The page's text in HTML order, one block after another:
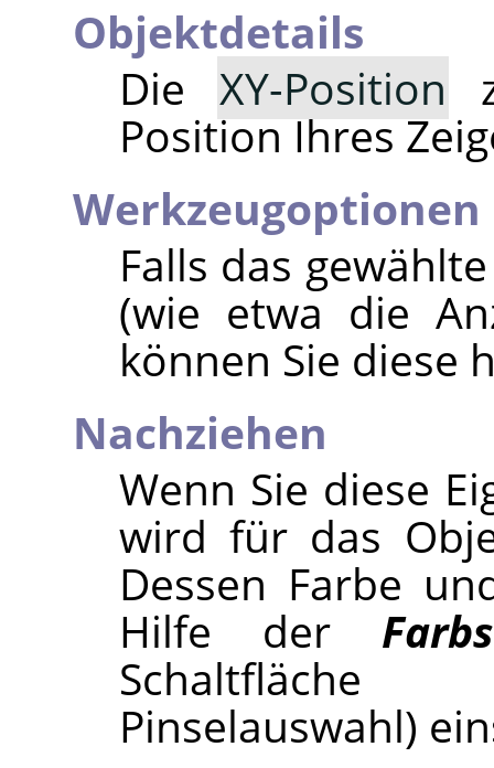
Objektdetails
Die XY-Position
Position Ihres
Werkzeugoptionen
Falls das
(wie etwa die
können Sie diese
Nachziehen
Wenn Sie diese
wird für das
Dessen Farbe
Hilfe der
Pinselauswahl)